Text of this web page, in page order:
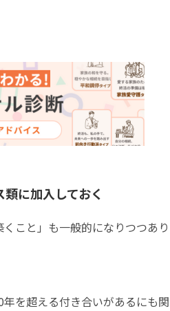
に加入しておく
こと」も一般的になりつつあり
を超える付き合いがあるにも関